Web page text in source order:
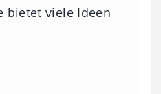
bietet viele Ideen